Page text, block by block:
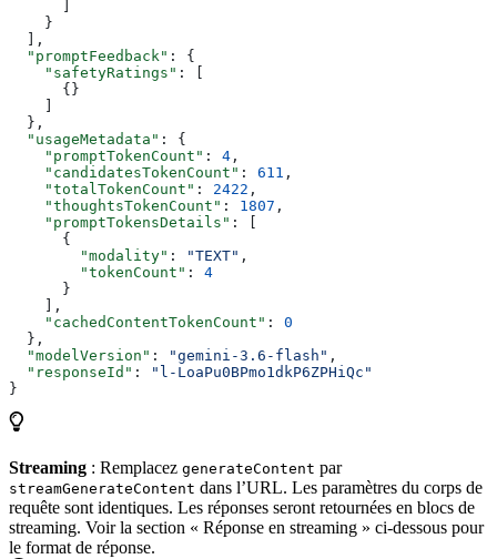
    }
  ],
  "promptFeedback"
: {
    "safetyRatings"
: [
      {}
  },
  "usageMetadata"
: {
    "promptTokenCount"
: 4 ,
    "candidatesTokenCount"
: 611 ,
    "totalTokenCount"
: 2422 ,
    "thoughtsTokenCount"
: 1807 ,
    "promptTokensDetails"
: [
      {
        "modality"
: "TEXT" ,
        "tokenCount"
: 4
      }
    ],
    "cachedContentTokenCount"
: 0
  },
  "modelVersion"
: "gemini-3.6-flash" ,
  "responseId"
:
"l-LoaPu0BPmo1dkP6ZPHiQc"
}
Streaming : Remplacez generateContent par
streamGenerateContent dans l’URL. Les paramètres du corps de
requête sont identiques. Les réponses seront retournées en blocs de
streaming. Voir la section « Réponse en streaming » ci-dessous pour
le format de réponse.